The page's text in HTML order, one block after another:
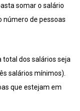
somar o salário
número de pessoas
dos salários seja
salários mínimos).
que estejam em